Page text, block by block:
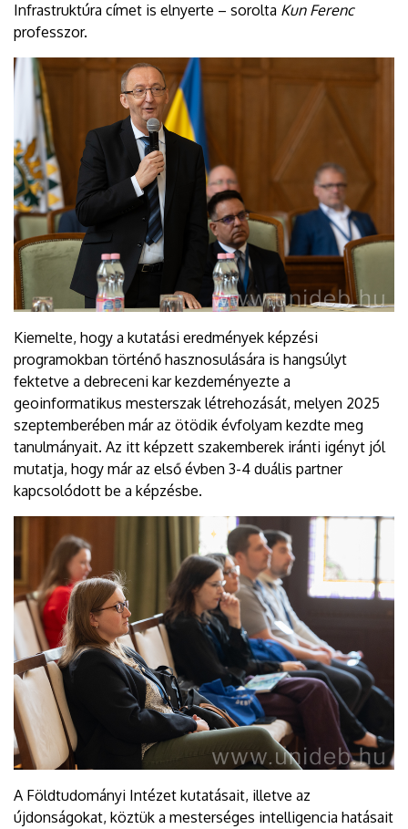
Infrastruktúra címet is elnyerte – sorolta Kun Ferenc
professzor.
Kiemelte, hogy a kutatási eredmények képzési
programokban történő hasznosulására is hangsúlyt
fektetve a debreceni kar kezdeményezte a
geoinformatikus mesterszak létrehozását, melyen 2025
szeptemberében már az ötödik évfolyam kezdte meg
tanulmányait. Az itt képzett szakemberek iránti igényt jól
mutatja, hogy már az első évben 3-4 duális partner
kapcsolódott be a képzésbe.
A Földtudományi Intézet kutatásait, illetve az
újdonságokat, köztük a mesterséges intelligencia hatásait